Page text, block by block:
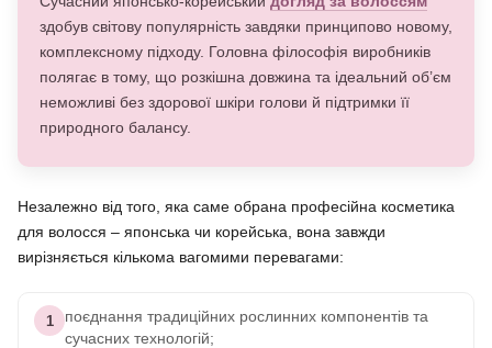
здобув світову популярність завдяки принципово новому,
комплексному підходу. Головна філософія виробників
полягає в тому, що розкішна довжина та ідеальний об’єм
неможливі без здорової шкіри голови й підтримки її
природного балансу.
Незалежно від того, яка саме обрана професійна косметика
для волосся – японська чи корейська, вона завжди
вирізняється кількома вагомими перевагами:
1
поєднання традиційних рослинних компонентів та
сучасних технологій;